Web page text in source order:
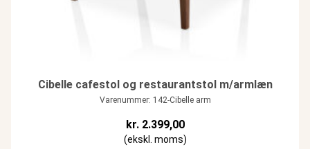
Cibelle cafestol og restaurantstol m/armlæn
Varenummer: 142-Cibelle arm
kr.2.399,00
(ekskl. moms)